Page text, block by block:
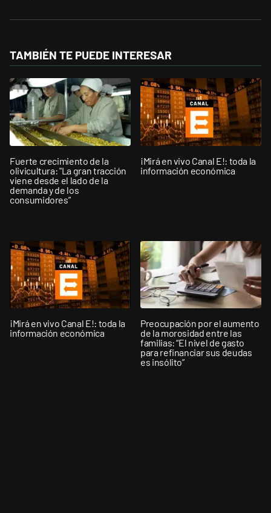
TAMBIÉN TE PUEDE INTERESAR
Fuerte crecimiento de la
olivicultura: "La gran tracción
viene desde el lado de la
demanda y de los
consumidores”
¡Mirá en vivo Canal E!: toda la
información económica
¡Mirá en vivo Canal E!: toda la
información económica
Preocupación por el aumento
de la morosidad entre las
familias: “El nivel de gasto
para refinanciar sus deudas
es insólito”